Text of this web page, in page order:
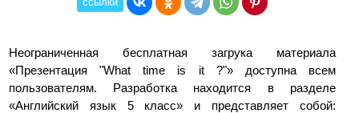
Неограниченная бесплатная загрука материала
«Презентация "What time is it ?"» доступна всем
пользователям. Разработка находится в разделе
«Английский язык 5 класс» и представляет собой: